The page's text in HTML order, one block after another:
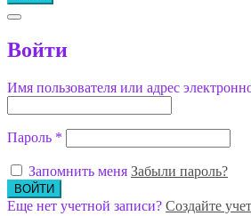
Войти
Имя пользователя или адрес
Пароль *
Запомнить меня Забыли пароль?
Еще нет учетной записи? Создайте